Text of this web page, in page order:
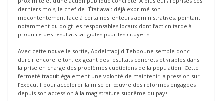
derniers mois, le chef de l’État avait déjà exprimé son
mécontentement face à certaines lenteurs administratives, pointant
notamment du doigt les responsables locaux dont l’action tarde à
produire des résultats tangibles pour les citoyens.
Avec cette nouvelle sortie, Abdelmadjid Tebboune semble donc
durcir encore le ton, exigeant des résultats concrets et visibles dans
la prise en charge des problèmes quotidiens de la population. Cette
fermeté traduit également une volonté de maintenir la pression sur
l’Exécutif pour accélérer la mise en œuvre des réformes engagées
depuis son accession à la magistrature suprême du pays.